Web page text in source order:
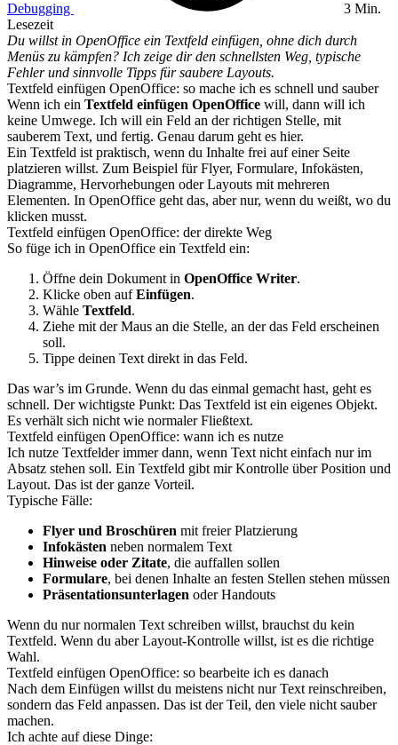
Debugging
3 Min.
Lesezeit
Du willst in OpenOffice ein Textfeld einfügen, ohne dich durch
Menüs zu kämpfen? Ich zeige dir den schnellsten Weg, typische
Fehler und sinnvolle Tipps für saubere Layouts.
Textfeld einfügen OpenOffice: so mache ich es schnell und sauber
Wenn ich ein Textfeld einfügen OpenOffice will, dann will ich
keine Umwege. Ich will ein Feld an der richtigen Stelle, mit
sauberem Text, und fertig. Genau darum geht es hier.
Ein Textfeld ist praktisch, wenn du Inhalte frei auf einer Seite
platzieren willst. Zum Beispiel für Flyer, Formulare, Infokästen,
Diagramme, Hervorhebungen oder Layouts mit mehreren
Elementen. In OpenOffice geht das, aber nur, wenn du weißt, wo du
klicken musst.
Textfeld einfügen OpenOffice: der direkte Weg
So füge ich in OpenOffice ein Textfeld ein:
Öffne dein Dokument in OpenOffice Writer.
Klicke oben aufEinfügen.
Wähle Textfeld.
Ziehe mit der Maus an die Stelle, an der das Feld erscheinen
soll.
Tippe deinen Text direkt in das Feld.
Das war’s im Grunde. Wenn du das einmal gemacht hast, geht es
schnell. Der wichtigste Punkt: Das Textfeld ist ein eigenes Objekt.
Es verhält sich nicht wie normaler Fließtext.
Textfeld einfügen OpenOffice: wann ich es nutze
Ich nutze Textfelder immer dann, wenn Text nicht einfach nur im
Absatz stehen soll. Ein Textfeld gibt mir Kontrolle über Position und
Layout. Das ist der ganze Vorteil.
Typische Fälle:
Flyer und Broschüren mit freier Platzierung
Infokästen neben normalem Text
Hinweise oder Zitate, die auffallen sollen
Formulare, bei denen Inhalte an festen Stellen stehen müssen
Präsentationsunterlagen oder Handouts
Wenn du nur normalen Text schreiben willst, brauchst du kein
Textfeld. Wenn du aber Layout-Kontrolle willst, ist es die richtige
Wahl.
Textfeld einfügen OpenOffice: so bearbeite ich es danach
Nach dem Einfügen willst du meistens nicht nur Text reinschreiben,
sondern das Feld anpassen. Das ist der Teil, den viele nicht sauber
machen.
Ich achte auf diese Dinge: